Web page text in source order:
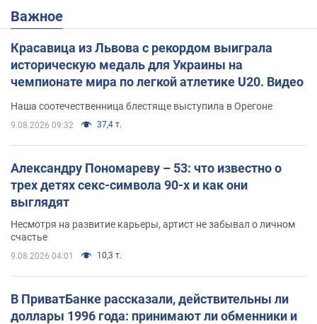
Важное
Красавица из Львова с рекордом выиграла
историческую медаль для Украины на
чемпионате мира по легкой атлетике U20. Видео
Наша соотечественница блестяще выступила в Орегоне
9.08.2026 09:32 37,4 т.
Александру Пономареву – 53: что известно о
трех детях секс-символа 90-х и как они
выглядят
Несмотря на развитие карьеры, артист не забывал о личном
счастье
9.08.2026 04:01 10,3 т.
В ПриватБанке рассказали, действительны ли
доллары 1996 года: принимают ли обменники и